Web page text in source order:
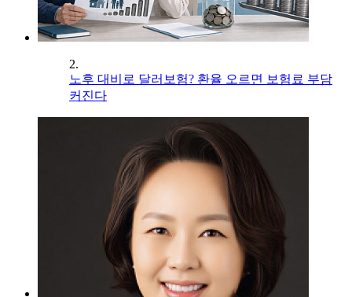
2.
노후 대비로 달러보험? 환율 오르면 보험료 부담
커진다